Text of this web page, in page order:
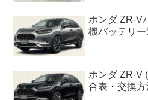
ホンダ ZR-V
機バッテリ
ホンダ ZR-V
合表・交換方